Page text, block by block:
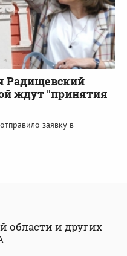
Радищевский
ждут "принятия
заявку в
области и других